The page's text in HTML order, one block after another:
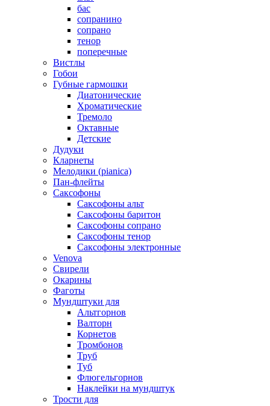
бас
сопранино
сопрано
тенор
поперечные
Вистлы
Гобои
Губные гармошки
Диатонические
Хроматические
Тремоло
Октавные
Детские
Дудуки
Кларнеты
Мелодики (pianica)
Пан-флейты
Саксофоны
Саксофоны альт
Саксофоны баритон
Саксофоны сопрано
Саксофоны тенор
Саксофоны электронные
Venova
Свирели
Окарины
Фаготы
Мундштуки для
Альтгорнов
Валторн
Корнетов
Тромбонов
Труб
Туб
Флюгельгорнов
Наклейки на мундштук
Трости для